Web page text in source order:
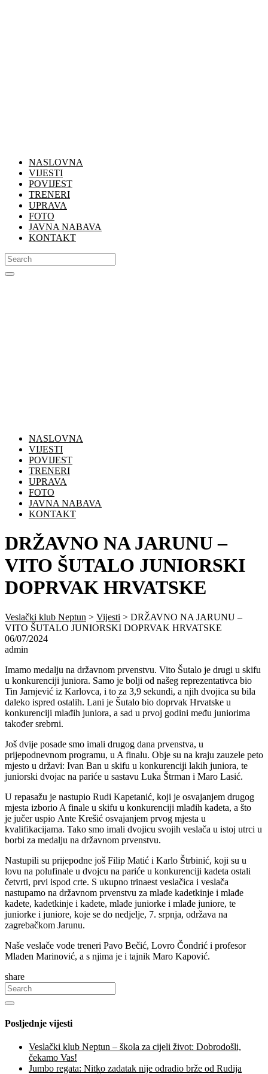
NASLOVNA
VIJESTI
POVIJEST
TRENERI
UPRAVA
FOTO
JAVNA NABAVA
KONTAKT
NASLOVNA
VIJESTI
POVIJEST
TRENERI
UPRAVA
FOTO
JAVNA NABAVA
KONTAKT
DRŽAVNO NA JARUNU –
VITO ŠUTALO JUNIORSKI
DOPRVAK HRVATSKE
Veslački klub Neptun > Vijesti > DRŽAVNO NA JARUNU –
VITO ŠUTALO JUNIORSKI DOPRVAK HRVATSKE
06/07/2024
admin
Imamo medalju na državnom prvenstvu. Vito Šutalo je drugi u skifu
u konkurenciji juniora. Samo je bolji od našeg reprezentativca bio
Tin Jarnjević iz Karlovca, i to za 3,9 sekundi, a njih dvojica su bila
daleko ispred ostalih. Lani je Šutalo bio doprvak Hrvatske u
konkurenciji mlađih juniora, a sad u prvoj godini među juniorima
također srebrni.
Još dvije posade smo imali drugog dana prvenstva, u
prijepodnevnom programu, u A finalu. Obje su na kraju zauzele peto
mjesto u državi: Ivan Ban u skifu u konkurenciji lakih juniora, te
juniorski dvojac na pariće u sastavu Luka Štrman i Maro Lasić.
U repasažu je nastupio Rudi Kapetanić, koji je osvajanjem drugog
mjesta izborio A finale u skifu u konkurenciji mlađih kadeta, a što
je jučer uspio Ante Krešić osvajanjem prvog mjesta u
kvalifikacijama. Tako smo imali dvojicu svojih veslača u istoj utrci u
borbi za medalju na državnom prvenstvu.
Nastupili su prijepodne još Filip Matić i Karlo Štrbinić, koji su u
lovu na polufinale u dvojcu na pariće u konkurenciji kadeta ostali
četvrti, prvi ispod crte. S ukupno trinaest veslačica i veslača
nastupamo na državnom prvenstvu za mlađe kadetkinje i mlađe
kadete, kadetkinje i kadete, mlađe juniorke i mlađe juniore, te
juniorke i juniore, koje se do nedjelje, 7. srpnja, održava na
zagrebačkom Jarunu.
Naše veslače vode treneri Pavo Bečić, Lovro Čondrić i profesor
Mladen Marinović, a s njima je i tajnik Maro Kapović.
share
Posljednje vijesti
Veslački klub Neptun – škola za cijeli život: Dobrodošli,
čekamo Vas!
Jumbo regata: Nitko zadatak nije odradio brže od Rudija